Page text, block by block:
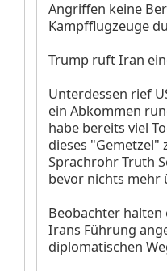
Angriffen keine
Kampfflugzeuge
Trump ruft Iran
Unterdessen rief
ein Abkommen
habe bereits viel
dieses "Gemetzel"
Sprachrohr Truth
bevor nichts mehr
Beobachter halten
Irans Führung
diplomatischen